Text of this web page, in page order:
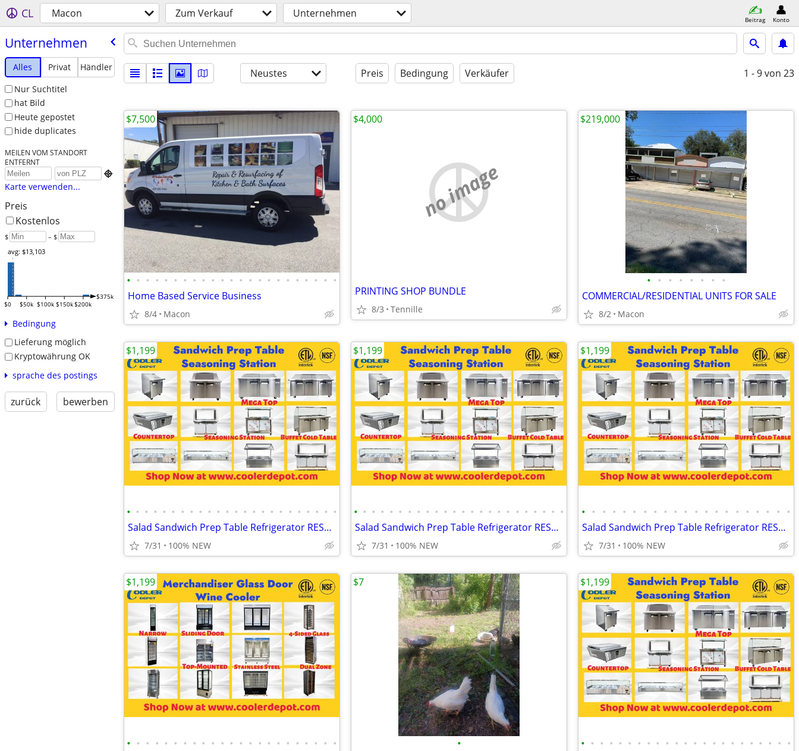
CL Macon Zum Verkauf Unternehmen Beitrag Konto
Unternehmen
Alles Privat
Händler
Nur Suchtitel
hat Bild
Heute gepostet
hide duplicates
MEILEN VOM STANDORT
ENTFERNT

Karte verwenden...
Preis
Kostenlos
$ – $
$0 $50k $100k $150k$200k
$375k
avg: $13,103
Bedingung
Lieferung möglich
Kryptowährung OK
sprache des postings
zurück bewerben
Neustes Preis Bedingung Verkäufer 1 - 9von 23
• • • • • • • • • • • • • • • • • • • • • • •
Home Based Service Business
8/4 Macon
$7,500
no image
PRINTING SHOP BUNDLE
8/3 Tennille
$4,000
• • • • • • • •
COMMERCIAL/RESIDENTIAL UNITS FOR SALE
8/2 Macon
$219,000
• • • • • • • • • • • • • • • • • • • • • • • •
Salad Sandwich Prep Table Refrigerator RESTAURANT EQUIPMENT
7/31 100% NEW
$1,199
• • • • • • • • • • • • • • • • • • • • • • • •
Salad Sandwich Prep Table Refrigerator RESTAURANT EQUIPMENT
7/31 100% NEW
$1,199
• • • • • • • • • • • • • • • • • • • • •
Salad Sandwich Prep Table Refrigerator RESTAURANT EQUIPMENT
7/31 100% NEW
$1,199
• • • • • • • • • • • • • • • • • • • • • • •
$1,199
•
$7
• • • • • • • • • • • • • • • • • • • • • • •
$1,199